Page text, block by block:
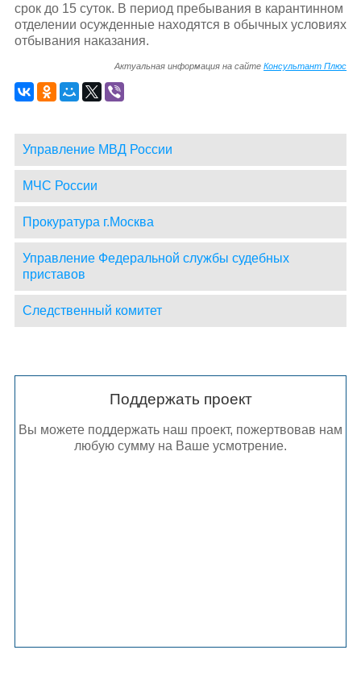
срок до 15 суток. В период пребывания в карантинном
отделении осужденные находятся в обычных условиях
отбывания наказания.
Актуальная информация на сайтеКонсультант Плюс
Управление МВД России
МЧС России
Прокуратура г.Москва
Управление Федеральной службы судебных
приставов
Следственный комитет
Поддержать проект
Вы можете поддержать наш проект, пожертвовав нам
любую сумму на Ваше усмотрение.